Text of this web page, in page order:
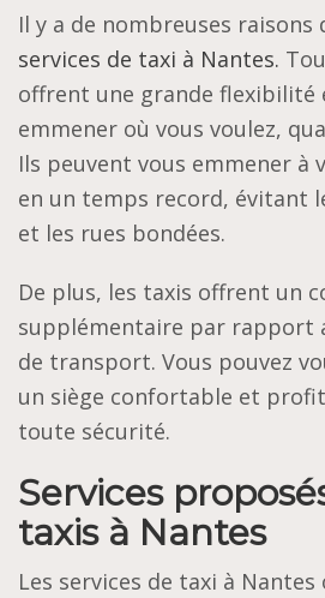
Il y a de nombreuses raisons
services de taxi à Nantes.
offrent une grande flexibilité
emmener où vous voulez,
Ils peuvent vous emmener à
en un temps record, évitant
et les rues bondées.
De plus, les taxis offrent un
supplémentaire par rapport
de transport. Vous pouvez
un siège confortable et
toute sécurité.
Services
taxis à Nantes
Les services de taxi à